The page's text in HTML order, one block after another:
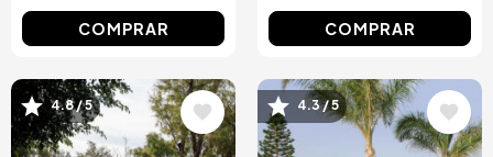
COMPRAR COMPRAR
Image
4.8 / 5 Image
4.3 / 5